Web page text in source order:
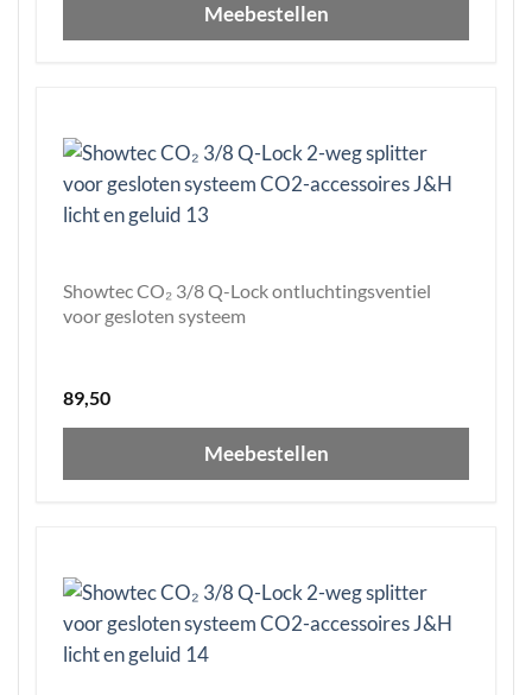
Meebestellen
Showtec CO₂ 3/8 Q-Lock ontluchtingsventiel
voor gesloten systeem
89,50
Meebestellen